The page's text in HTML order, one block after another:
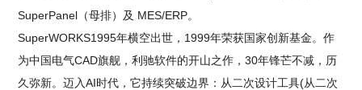
SuperPanel（母排）及 MES/ERP。
SuperWORKS1995年横空出世，1999年荣获国家创新基金。作
为中国电气CAD旗舰，利驰软件的开山之作，30年锋芒不减，历
久弥新。迈入AI时代，它持续突破边界：从二次设计工具(从二次